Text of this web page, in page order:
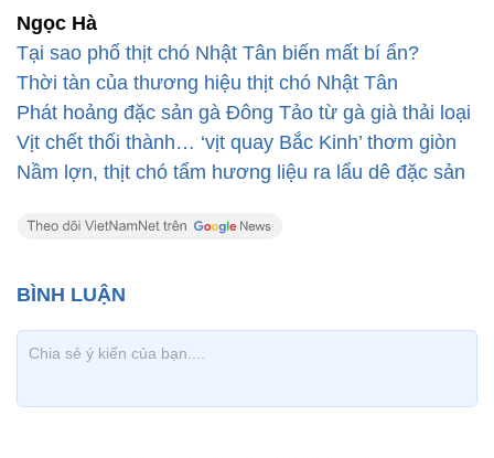
Ngọc Hà
Tại sao phố thịt chó Nhật Tân biến mất bí ẩn?
Thời tàn của thương hiệu thịt chó Nhật Tân
Phát hoảng đặc sản gà Đông Tảo từ gà già thải loại
Vịt chết thối thành… ‘vịt quay Bắc Kinh’ thơm giòn
Nầm lợn, thịt chó tẩm hương liệu ra lẩu dê đặc sản